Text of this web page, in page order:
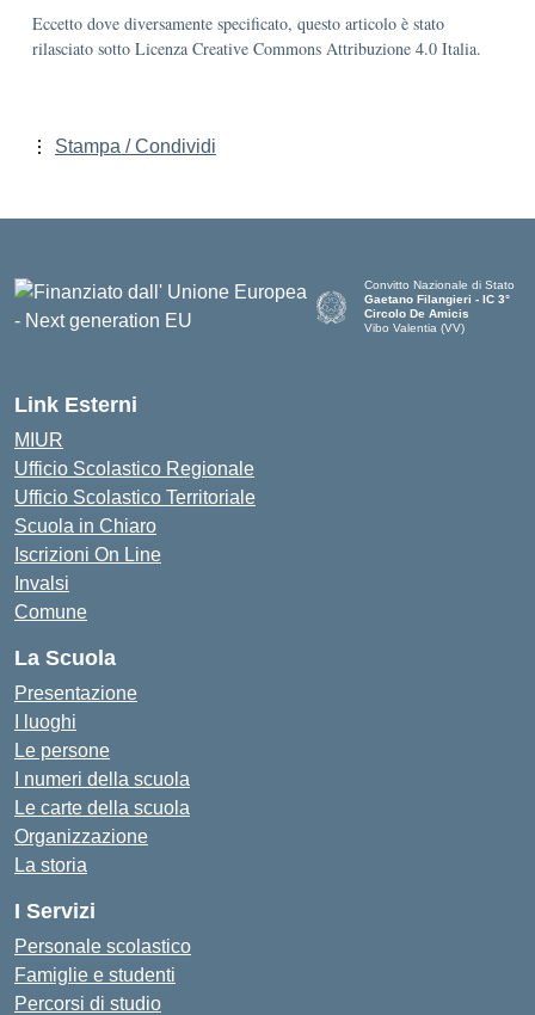
Eccetto dove diversamente specificato, questo articolo è stato
rilasciato sotto Licenza Creative Commons Attribuzione 4.0 Italia.
Stampa / Condividi
Convitto Nazionale di Stato
Gaetano Filangieri - IC 3°
Circolo De Amicis
Vibo Valentia (VV)
Link Esterni
MIUR
Ufficio Scolastico Regionale
Ufficio Scolastico Territoriale
Scuola in Chiaro
Iscrizioni On Line
Invalsi
Comune
La Scuola
Presentazione
I luoghi
Le persone
I numeri della scuola
Le carte della scuola
Organizzazione
La storia
I Servizi
Personale scolastico
Famiglie e studenti
Percorsi di studio